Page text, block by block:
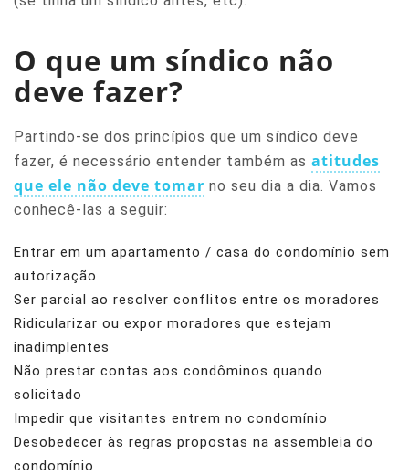
O que um síndico não
deve fazer?
Partindo-se dos princípios que um síndico deve
fazer, é necessário entender também as atitudes
que ele não deve tomar no seu dia a dia. Vamos
conhecê-las a seguir:
Entrar em um apartamento / casa do condomínio sem
autorização
Ser parcial ao resolver conflitos entre os moradores
Ridicularizar ou expor moradores que estejam
inadimplentes
Não prestar contas aos condôminos quando
solicitado
Impedir que visitantes entrem no condomínio
Desobedecer às regras propostas na assembleia do
condomínio